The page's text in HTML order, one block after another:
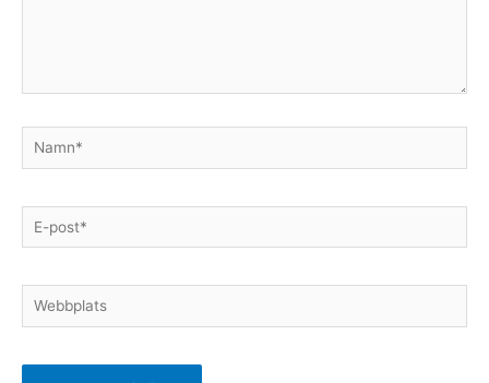
Namn*
E-
post*
Webbplats